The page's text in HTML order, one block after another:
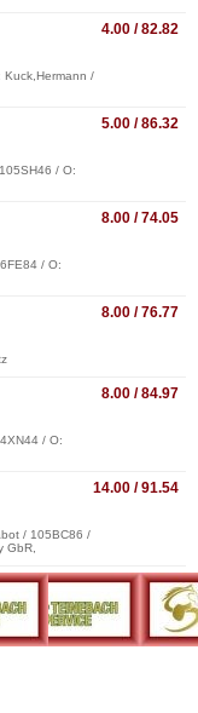
4.00 / 82.82
Kuck,Hermann /
5.00 / 86.32
/ O:
8.00 / 74.05
/ O:
8.00 / 76.77
8.00 / 84.97
/ O:
14.00 / 91.54
/ 105BC86 /
GbR,